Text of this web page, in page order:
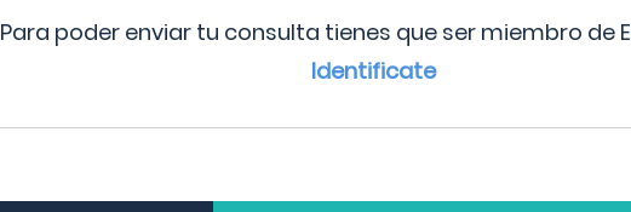
Para poder enviar tu consulta tienes que ser miembro de
Identificate